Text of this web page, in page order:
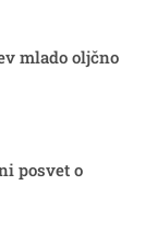
mlado oljčno
posvet o